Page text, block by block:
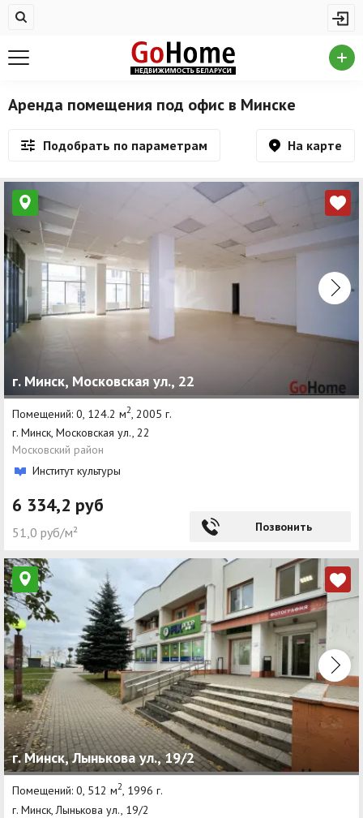
Купить квартиру
Новостройки
Дома/коттеджи/участки
Комерческая недвижимость
Продажа коммерческой недвижимости
Аренда коммерческой недвижимости
Новости
Агентства
Ремонт квартир
Грузовое такси
Аренда помещения под офис в Минске
Подобрать по параметрам На карте
г. Минск, Московская ул., 22
Помещений: 0, 124.2 м2 , 2005 г.
г. Минск, Московская ул., 22
Московский район
Институт культуры
6 334,2 руб
51,0 руб/м² Позвонить
г. Минск, Лынькова ул., 19/2
Помещений: 0, 512 м2, 1996 г.
г. Минск, Лынькова ул., 19/2